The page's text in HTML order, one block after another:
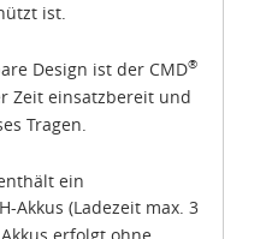
ist.
Design ist der CMD®
Zeit einsatzbereit und
Tragen.
ein
Akkus (Ladezeit max. 3